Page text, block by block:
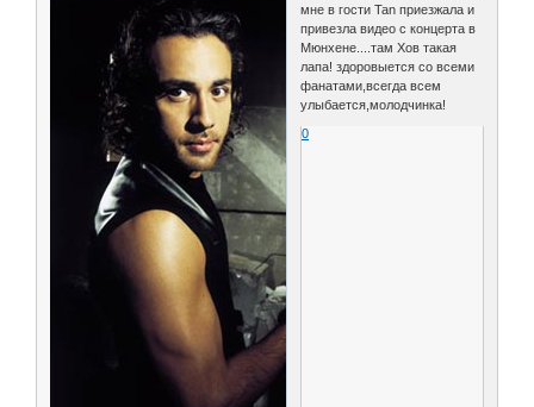
мне в гости Tan приезжала и
привезла видео с концерта в
Мюнхене....там Хов такая
лапа! здоровыется со всеми
фанатами,всегда всем
улыбается,молодчинка!
0